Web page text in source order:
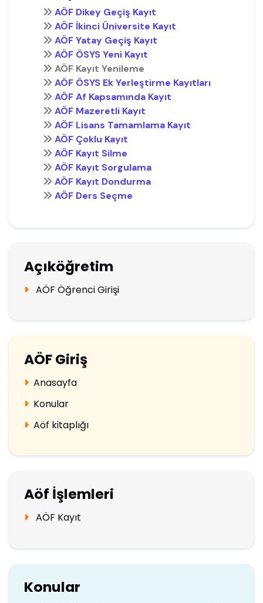
AÖF Dikey Geçiş Kayıt
AÖF İkinci Üniversite Kayıt
AÖF Yatay Geçiş Kayıt
AÖF ÖSYS Yeni Kayıt
AÖF Kayıt Yenileme
AÖF ÖSYS Ek Yerleştirme Kayıtları
AÖF Af Kapsamında Kayıt
AÖF Mazeretli Kayıt
AÖF Lisans Tamamlama Kayıt
AÖF Çoklu Kayıt
AÖF Kayıt Silme
AÖF Kayıt Sorgulama
AÖF Kayıt Dondurma
AÖF Ders Seçme
Açıköğretim
AÖF Öğrenci Girişi
AÖF Giriş
Anasayfa
Konular
Aöf kitaplığı
Aöf İşlemleri
AÖF Kayıt
Konular